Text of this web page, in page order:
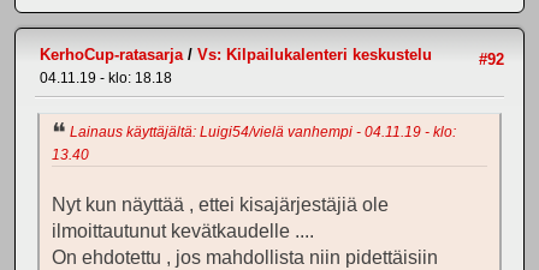
#92
KerhoCup-ratasarja/ Vs: Kilpailukalenteri keskustelu
04.11.19 - klo: 18.18
Lainaus käyttäjältä: Luigi54/vielä vanhempi - 04.11.19 - klo:
13.40
Nyt kun näyttää , ettei kisajärjestäjiä ole
ilmoittautunut kevätkaudelle ....
On ehdotettu , jos mahdollista niin pidettäisiin